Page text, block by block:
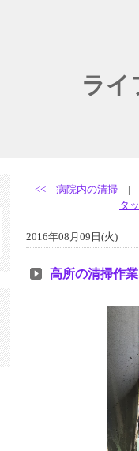
ライ
<< 病院内の清掃
タ
2016年08月09日(火)
高所の清掃作業